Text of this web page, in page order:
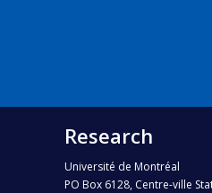
Research
Université de Montréal
PO Box 6128, Centre-ville